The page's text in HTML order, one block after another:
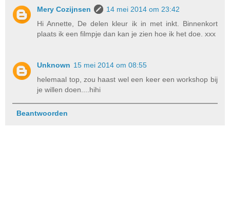
Mery Cozijnsen
14 mei 2014 om 23:42
Hi Annette, De delen kleur ik in met inkt. Binnenkort
plaats ik een filmpje dan kan je zien hoe ik het doe. xxx
Unknown 15 mei 2014 om 08:55
helemaal top, zou haast wel een keer een workshop bij
je willen doen....hihi
Beantwoorden